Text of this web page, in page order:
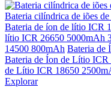
Bateria cilíndrica de iões
Bateria de íon de lítio ICR
lítio ICR 26650 5000mAh
14500 800mAh Bateria de
Bateria de Íon de Lítio
de Lítio ICR 18650
Explorar